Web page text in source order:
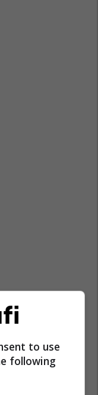
to use
following